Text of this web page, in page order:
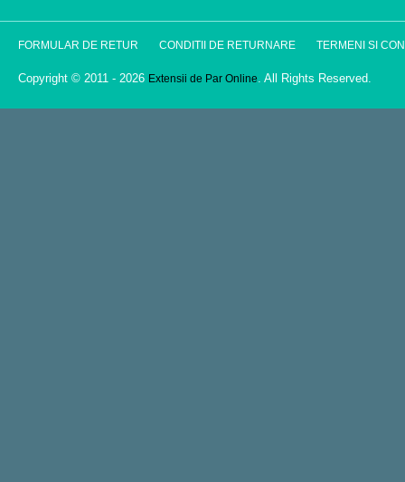
FORMULAR DE RETUR CONDITII DE RETURNARE TERMENI SI
Copyright © 2011 - 2026 Extensii de Par Online . All Rights Reserved.